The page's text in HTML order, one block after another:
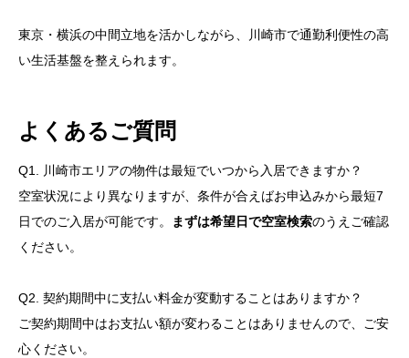
東京・横浜の中間立地を活かしながら、川崎市で通勤利便性の高
い生活基盤を整えられます。
よくあるご質問
Q1. 川崎市エリアの物件は最短でいつから入居できますか？
空室状況により異なりますが、条件が合えばお申込みから最短7
日でのご入居が可能です。
まずは希望日で空室検索のうえご確認
ください。
Q2. 契約期間中に支払い料金が変動することはありますか？
ご契約期間中はお支払い額が変わることはありませんので、ご安
心ください。